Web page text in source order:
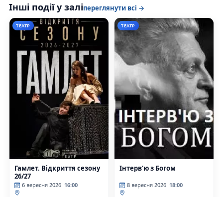
Інші події у заліпереглянути всі →
ТЕАТР
Гамлет. Відкриття сезону
26/27
6 вересня 2026 16:00
ТЕАТР
Інтерв'ю з Богом
8 вересня 2026 18:00